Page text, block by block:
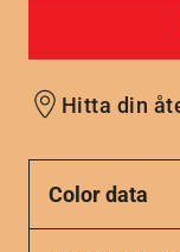
Hitta din
Color data